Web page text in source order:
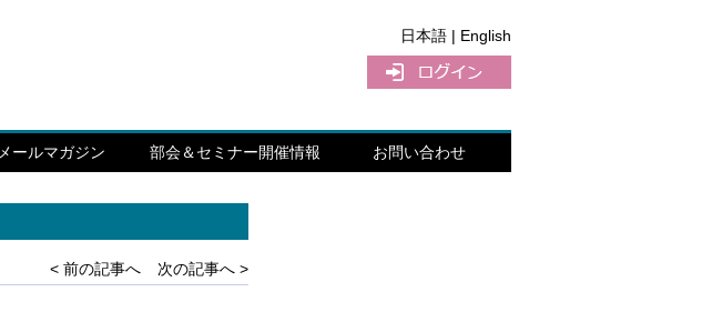
日本語 | English
メールマガジン 部会＆セミナー開催情報 お問い合わせ
< 前の記事へ 次の記事へ >